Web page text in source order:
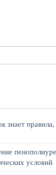
знает правила,
условий